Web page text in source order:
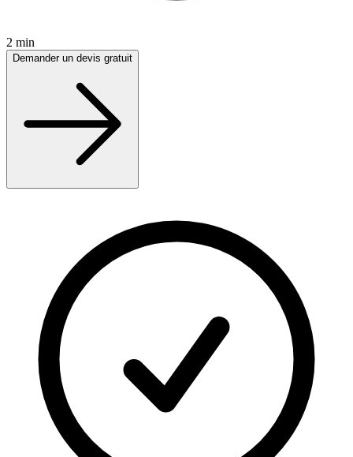
2 min
Demander un devis gratuit